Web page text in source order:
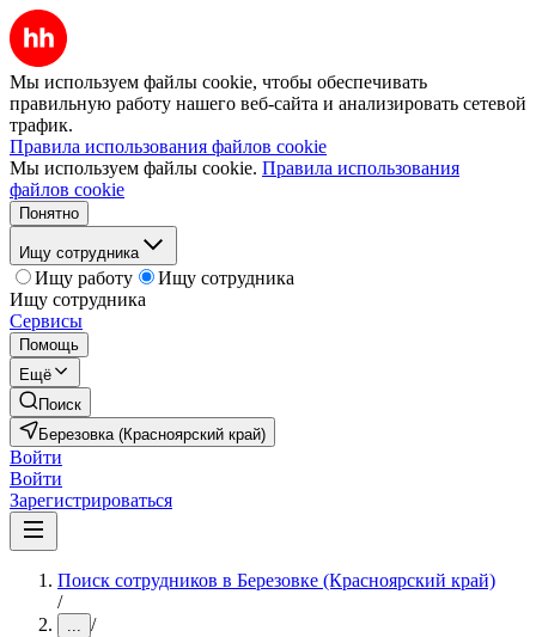
Мы используем файлы cookie, чтобы обеспечивать
правильную работу нашего веб-сайта и анализировать сетевой
трафик.
Правила использования файлов cookie
Мы используем файлы cookie. Правила использования
файлов cookie
Понятно
Ищу сотрудника
Ищу работу
Ищу сотрудника
Ищу сотрудника
Сервисы
Помощь
Ещё
Поиск
Березовка (Красноярский край)
Войти
Войти
Зарегистрироваться
Поиск сотрудников в Березовке (Красноярский край)
/
... /